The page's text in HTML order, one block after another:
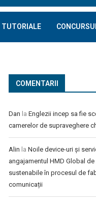
TUTORIALE
COMENTARII
Dan la Englezii incep sa fie
camerelor de supraveghere
Alin la Noile device-uri și
angajamentul HMD Global
sustenabile în procesul de
comunicații